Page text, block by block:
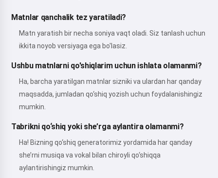
Matnlar qanchalik tez yaratiladi?
Matn yaratish bir necha soniya vaqt oladi. Siz tanlash uchun
ikkita noyob versiyaga ega bo'lasiz.
Ushbu matnlarni qo'shiqlarim uchun ishlata olamanmi?
Ha, barcha yaratilgan matnlar sizniki va ulardan har qanday
maqsadda, jumladan qo‘shiq yozish uchun foydalanishingiz
mumkin.
Tabrikni qo‘shiq yoki she’rga aylantira olamanmi?
Ha! Bizning qo‘shiq generatorimiz yordamida har qanday
she’rni musiqa va vokal bilan chiroyli qo‘shiqqa
aylantirishingiz mumkin.